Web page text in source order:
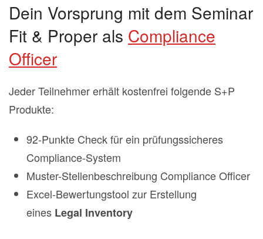
Dein Vorsprung mit dem Seminar
Fit & Proper als Compliance
Officer
Jeder Teilnehmer erhält kostenfrei folgende S+P
Produkte:
92-Punkte Check für ein prüfungssicheres
Compliance-System
Muster-Stellenbeschreibung Compliance Officer
Excel-Bewertungstool zur Erstellung
eines Legal Inventory